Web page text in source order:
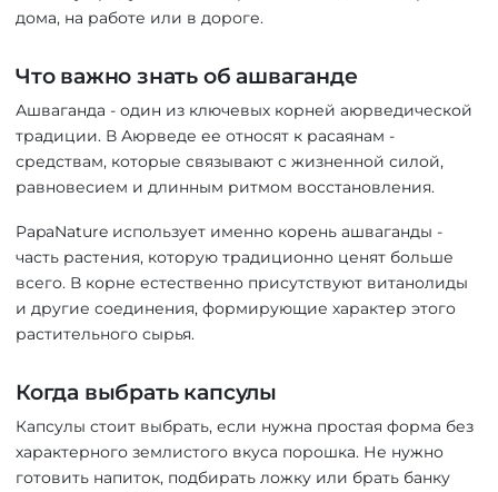
дома, на работе или в дороге.
Что важно знать об ашваганде
Ашваганда - один из ключевых корней аюрведической
традиции. В Аюрведе ее относят к расаянам -
средствам, которые связывают с жизненной силой,
равновесием и длинным ритмом восстановления.
PapaNature использует именно корень ашваганды -
часть растения, которую традиционно ценят больше
всего. В корне естественно присутствуют витанолиды
и другие соединения, формирующие характер этого
растительного сырья.
Когда выбрать капсулы
Капсулы стоит выбрать, если нужна простая форма без
характерного землистого вкуса порошка. Не нужно
готовить напиток, подбирать ложку или брать банку